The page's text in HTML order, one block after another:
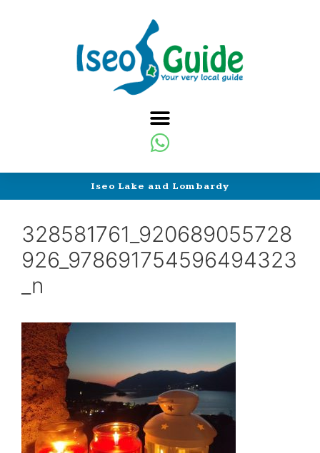
Iseo Lake and Lombardy
328581761_920689055728
926_978691754596494323
_n